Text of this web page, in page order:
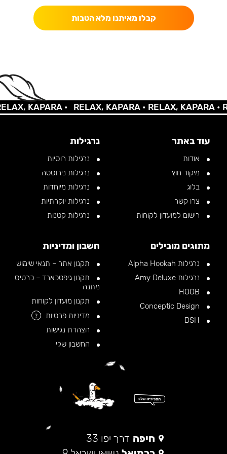
קבלו מאיתנו מלא הטבות
KAPARA • RELAX, KAPARA •RELAX, KAPARA •
עוד באתר
אודות
מיקור חוץ
בלוג
צרו קשר
רישום למועדון לקוחות
נרגילות
נרגילות רוסיות
נרגילות נירוסטה
נרגילות מיוחדות
נרגילות יוקרתיות
נרגילות קטנות
מתוגים מובילים
נרגילות Alpha Hookah
נרגילות Amy Deluxe
חשבון ומדיניות
תקנון אתר – תנאי שימוש
תקנון גיפטכארד – כרטיס
מתנה
תקנון מועדון לקוחות
מדיניות פרטיות
?
הצהרת נגישות
החשבון שלי
חיפה דרך יפו 33